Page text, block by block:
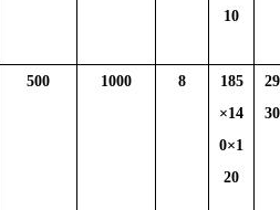
10
500 1000 8
185
×14
0×1
20